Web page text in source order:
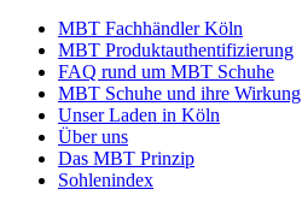
MBT Fachhändler Köln
MBT Produktauthentifizierung
FAQ rund um MBT Schuhe
MBT Schuhe und ihre Wirkung
Unser Laden in Köln
Über uns
Das MBT Prinzip
Sohlenindex